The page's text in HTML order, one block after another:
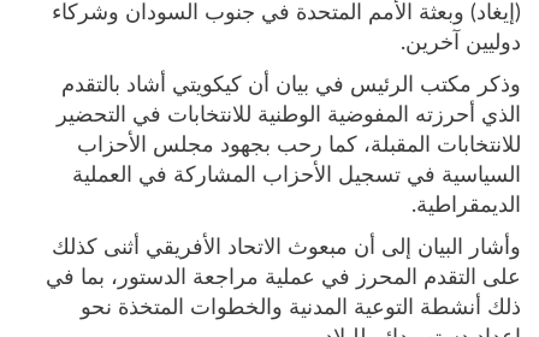
(إيغاد) وبعثة الأمم المتحدة في جنوب السودان وشركاء
دوليين آخرين.
وذكر مكتب الرئيس في بيان أن كيكويتي أشاد بالتقدم
الذي أحرزته المفوضية الوطنية للانتخابات في التحضير
للانتخابات المقبلة، كما رحب بجهود مجلس الأحزاب
السياسية في تسجيل الأحزاب المشاركة في العملية
الديمقراطية.
وأشار البيان إلى أن مبعوث الاتحاد الأفريقي أثنى كذلك
على التقدم المحرز في عملية مراجعة الدستور، بما في
ذلك أنشطة التوعية المدنية والخطوات المتخذة نحو